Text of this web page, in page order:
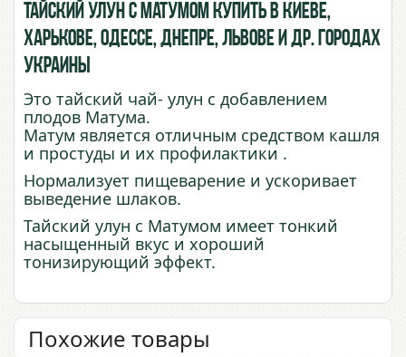
Тайский Улун с Матумом купить в Киеве,
Харькове, Одессе, Днепре, Львове и др. городах
Украины
Это тайский чай- улун с добавлением
плодов Матума.
Матум является отличным средством кашля
и простуды и их профилактики .
Нормализует пищеварение и ускоривает
выведение шлаков.
Тайский улун с Матумом имеет тонкий
насыщенный вкус и хороший
тонизирующий эффект.
Похожие товары